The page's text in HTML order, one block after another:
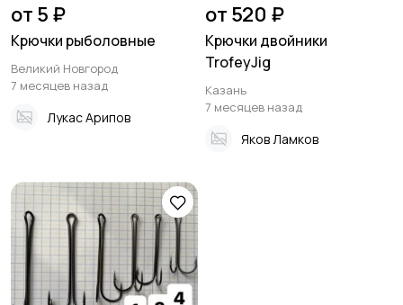
от 5 ₽
Крючки рыболовные
Великий Новгород
7 месяцев назад
Лукас Арипов
от 520 ₽
Крючки двойники
TrofeyJig
Казань
7 месяцев назад
Яков Ламков